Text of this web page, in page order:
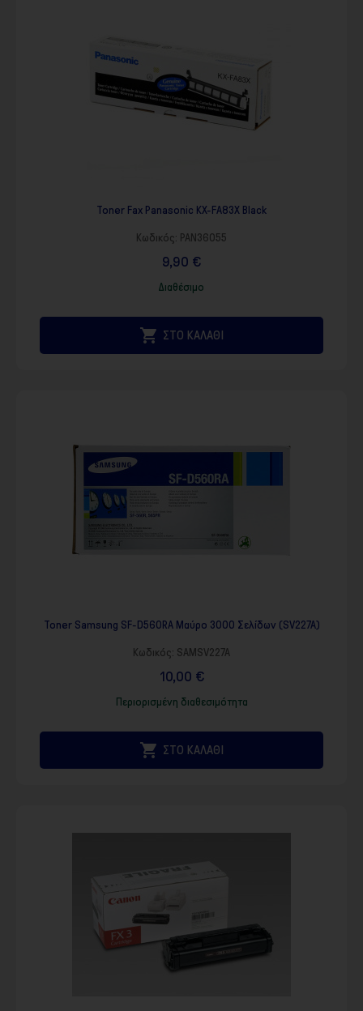
Toner Fax Panasonic KX-FA83X Black
Κωδικός: PAN36055
9,90 €
Διαθέσιμο
 ΣΤΟ ΚΑΛΑΘΙ
Toner Samsung SF-D560RA Μαύρο 3000 Σελίδων (SV227A)
Κωδικός: SAMSV227A
10,00 €
Περιορισμένη διαθεσιμότητα
 ΣΤΟ ΚΑΛΑΘΙ